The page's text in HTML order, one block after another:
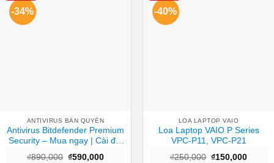
-34%
ANTIVIRUS BẢN QUYỀN
Antivirus Bitdefender Premium
Security – Mua ngay | Cài đặt
₫890,000 Giá
₫590,000Giá
-40%
LOA LAPTOP VAIO
Loa Laptop VAIO P Series
VPC-P11, VPC-P21
₫250,000 Giá
₫150,000Giá